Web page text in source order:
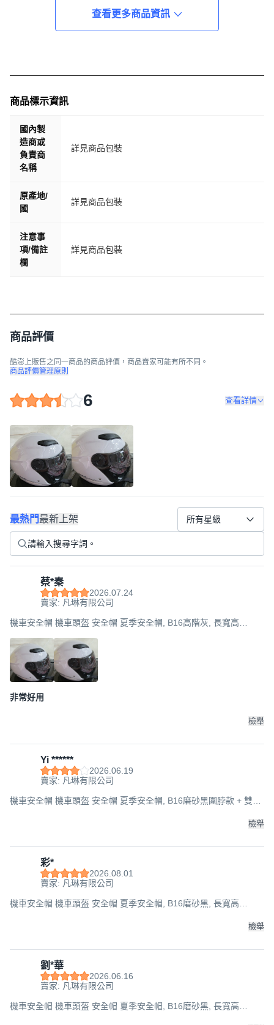
查看更多商品資訊
商品標示資訊
國內製
造商或
負責商
名稱
詳見商品包裝
原產地/
國
詳見商品包裝
注意事
項/備註
欄
詳見商品包裝
商品評價
酷澎上販售之同一商品的商品評價，商品賣家可能有所不同。
商品評價管理原則
6 查看詳情
最熱門最新上架 所有星級
蔡*秦
2026.07.24
賣家: 凡琳有限公司
機車安全帽 機車頭盔 安全帽 夏季安全帽, B16高階灰, 長寬高
非常好用
檢舉
Yi ******
2026.06.19
賣家: 凡琳有限公司
機車安全帽 機車頭盔 安全帽 夏季安全帽, B16磨砂黑圍脖款 + 雙鏡
檢舉
彩*
2026.08.01
賣家: 凡琳有限公司
機車安全帽 機車頭盔 安全帽 夏季安全帽, B16磨砂黑, 長寬高
檢舉
劉*華
2026.06.16
賣家: 凡琳有限公司
機車安全帽 機車頭盔 安全帽 夏季安全帽, B16磨砂黑, 長寬高